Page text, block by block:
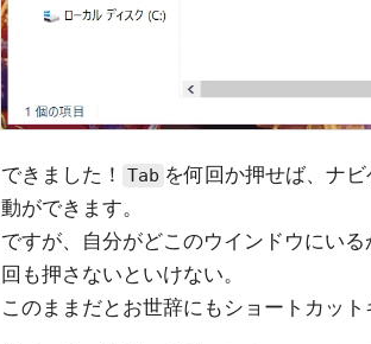
できました！ Tab を何回か押せば、ナ
動ができます。
ですが、自分がどこのウインドウにい
回も押さないといけない。
このままだとお世辞にもショートカッ